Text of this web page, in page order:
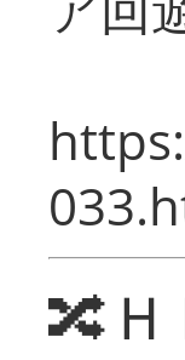
🔀